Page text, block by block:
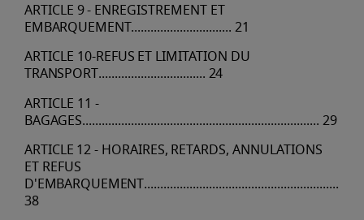
ARTICLE 9- ENREGISTREMENT ET
EMBARQUEMENT...............................21
ARTICLE 10-REFUS ET LIMITATION DU
TRANSPORT................................. 24
ARTICLE 11 -
BAGAGES.........................................................................29
ARTICLE 12- HORAIRES, RETARDS, ANNULATIONS
ET REFUS
D'EMBARQUEMENT
38